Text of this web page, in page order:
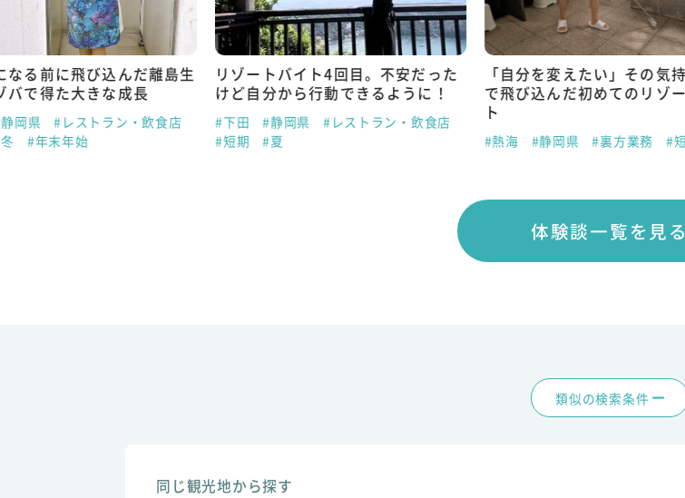
なる前に飛び込んだ離島生
バで得た大きな成長
岡県
#レストラン・飲食店
#年末年始
リゾートバイト4回目。不安だった
けど自分から行動できるように！
#下田 #静岡県
#レストラン・飲食店
#短期
#夏
「自分を変えたい」その気
で飛び込んだ初めてのリゾ
ト
#熱海 #静岡県 #裏方業務 #
体験談一覧を見る
類似の検索条件
同じ観光地から探す